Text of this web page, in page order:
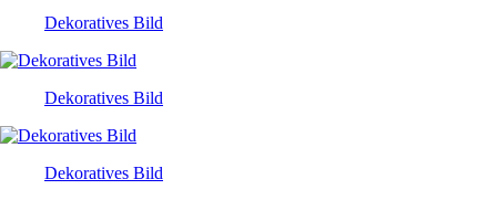
Dekoratives Bild
Dekoratives Bild
Dekoratives Bild